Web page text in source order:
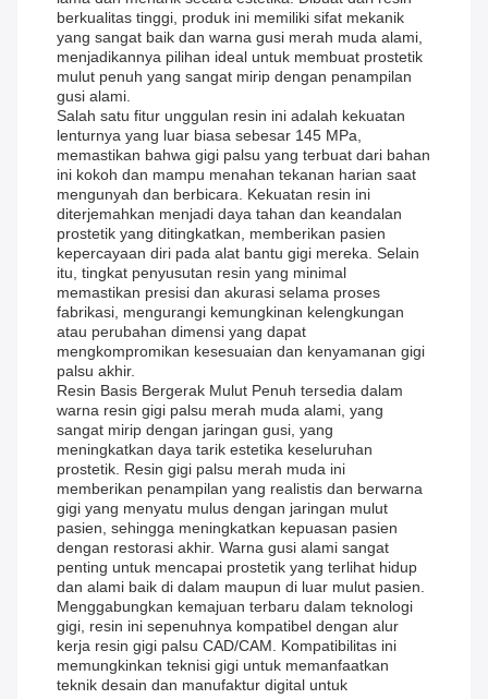
berkualitas tinggi, produk ini memiliki sifat mekanik
yang sangat baik dan warna gusi merah muda alami,
menjadikannya pilihan ideal untuk membuat prostetik
mulut penuh yang sangat mirip dengan penampilan
gusi alami.
Salah satu fitur unggulan resin ini adalah kekuatan
lenturnya yang luar biasa sebesar 145 MPa,
memastikan bahwa gigi palsu yang terbuat dari bahan
ini kokoh dan mampu menahan tekanan harian saat
mengunyah dan berbicara. Kekuatan resin ini
diterjemahkan menjadi daya tahan dan keandalan
prostetik yang ditingkatkan, memberikan pasien
kepercayaan diri pada alat bantu gigi mereka. Selain
itu, tingkat penyusutan resin yang minimal
memastikan presisi dan akurasi selama proses
fabrikasi, mengurangi kemungkinan kelengkungan
atau perubahan dimensi yang dapat
mengkompromikan kesesuaian dan kenyamanan gigi
palsu akhir.
Resin Basis Bergerak Mulut Penuh tersedia dalam
warna resin gigi palsu merah muda alami, yang
sangat mirip dengan jaringan gusi, yang
meningkatkan daya tarik estetika keseluruhan
prostetik. Resin gigi palsu merah muda ini
memberikan penampilan yang realistis dan berwarna
gigi yang menyatu mulus dengan jaringan mulut
pasien, sehingga meningkatkan kepuasan pasien
dengan restorasi akhir. Warna gusi alami sangat
penting untuk mencapai prostetik yang terlihat hidup
dan alami baik di dalam maupun di luar mulut pasien.
Menggabungkan kemajuan terbaru dalam teknologi
gigi, resin ini sepenuhnya kompatibel dengan alur
kerja resin gigi palsu CAD/CAM. Kompatibilitas ini
memungkinkan teknisi gigi untuk memanfaatkan
teknik desain dan manufaktur digital untuk